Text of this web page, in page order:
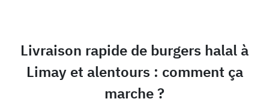
Livraison rapide de burgers halal à
Limay et alentours : comment ça
marche ?